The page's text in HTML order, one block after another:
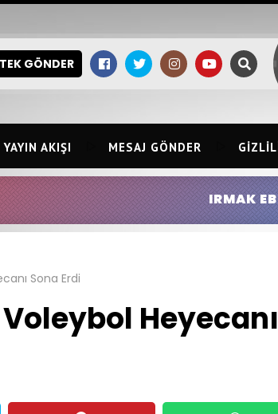
GÖNDER
YAYIN AKIŞI MESAJ GÖNDER
IRMAK EBRAR KINGIR:
Sona Erdi
Voleybol Heyecanı